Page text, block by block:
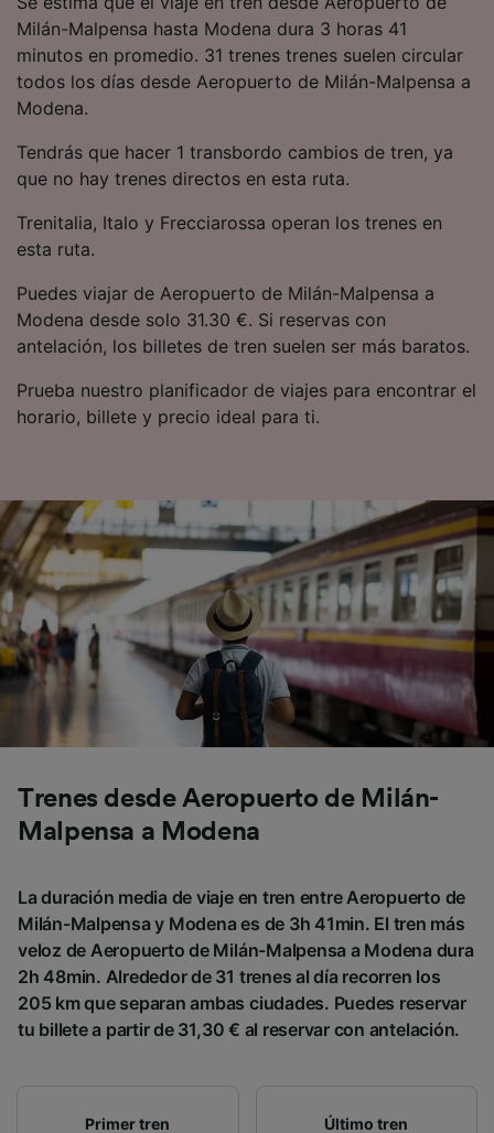
Milán-Malpensa hasta Modena dura 3 horas 41
minutos en promedio. 31 trenes trenes suelen circular
todos los días desde Aeropuerto de Milán-Malpensa a
Modena.
Tendrás que hacer 1 transbordo cambios de tren, ya
que no hay trenes directos en esta ruta.
Trenitalia, Italo y Frecciarossa operan los trenes en
esta ruta.
Puedes viajar de Aeropuerto de Milán-Malpensa a
Modena desde solo 31.30 €. Si reservas con
antelación, los billetes de tren suelen ser más baratos.
Prueba nuestro planificador de viajes para encontrar el
horario, billete y precio ideal para ti.
Trenes desde Aeropuerto de Milán-
Malpensa a Modena
La duración media de viaje en tren entre Aeropuerto de
Milán-Malpensa y Modena es de 3h 41min. El tren más
veloz de Aeropuerto de Milán-Malpensa a Modena dura
2h 48min. Alrededor de 31 trenes al día recorren los
205 km que separan ambas ciudades. Puedes reservar
tu billete a partir de 31,30 € al reservar con antelación.
Primer tren
Último tren
precisa. Analizar activamente las
características del dispositivo para su
identificación. Almacenar la información en un
dispositivo y/o acceder a ella. Publicidad y
contenido personalizados, medición de
audiencia y desarrollo de servicios.
Lista de asociados (proveedores)